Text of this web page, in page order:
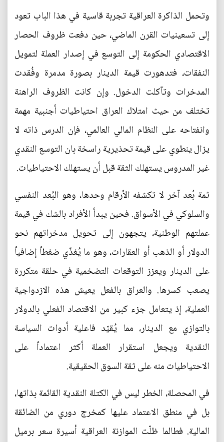
وتحمل الذاكرة العراقية تجربة قاسية في هذا الباب تعود
إلى تسعينيات القرن الماضي، حين دفعت ظروف الحصار
الاقتصادي الحكومة إلى التوسع في إصدار العملة لتمويل
النفقات، فتدهورت قيمة الدينار بصورة مدمرة وفُقدت
المدخرات وتآكلت الدخول. وإن كانت الظروف الراهنة
تختلف من حيث امتلاك العراق احتياطيات أجنبية مهمة
وانفتاحه على النظام المالي العالمي، فإن الدرس ذاته لا
يزال ينطوي على قيمة تحذيرية راسخة بان التوسع النقدي
غير المدروس يستهلك الثقة قبل أن يستهلك الاحتياطيات.
ثمة بُعد آخر لا تكشفه الأرقام وحدها، وهو البُعد النفسي
والسلوكي في الأسواق. فحين يبدأ الأفراد بالشك في قيمة
عملتهم الوطنية، يتجهون إلى تحويل مدخراتهم نحو
الدولار أو الذهب أو العقارات، وهو ما يُغذّي ضغطاً إضافياً
على الدينار ويعزز التوقعات التضخمية في حلقة متكررة
يصعب كسرها. والعراق بالفعل يعيش هذه الازدواجية
العملية، إذ يتعامل جزء كبير من الاقتصاد الفعلي بالدولار
بالتوازي مع الدينار، مما يُقيّد فاعلية أدوات السياسة
النقدية ويجعل استقرار العملة أكثر اعتماداً على
الاحتياطيات منه على ثقة السوق الحقيقية.
في المحصلة، الخطر ليس في الكتلة النقدية القائمة بذاتها،
بل في منطق الاعتماد عليها كمخرج دوري من الضائقة
المالية. فطالما ظلّت الموازنة العراقية أسيرة سعر برميل